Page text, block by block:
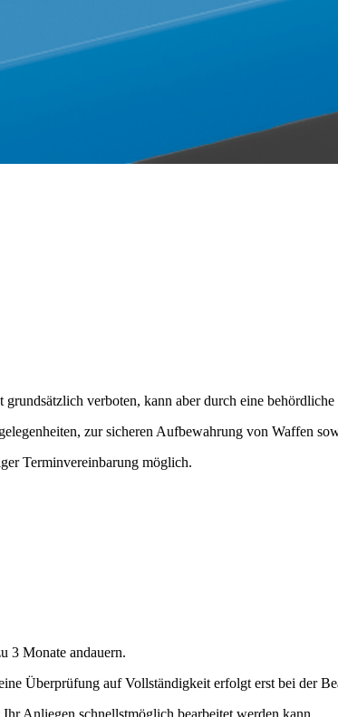
verboten, kann aber durch eine
zur sicheren Aufbewahrung von Waffen
Terminvereinbarung möglich.
3 Monate andauern.
Überprüfung auf Vollständigkeit erfolgt erst bei der
Anliegen schnellstmöglich bearbeitet werden kann.